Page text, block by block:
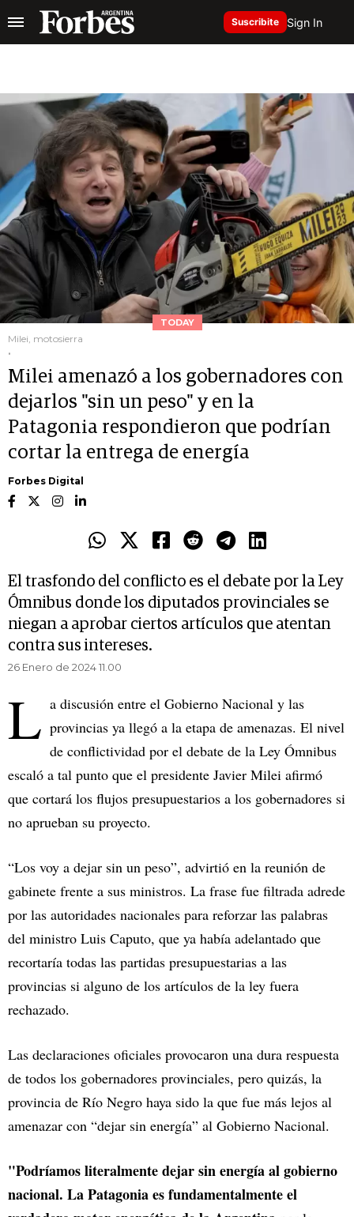
Suscribite Sign In
TODAY
Milei, motosierra
.
Milei amenazó a los gobernadores con
dejarlos "sin un peso" y en la
Patagonia respondieron que podrían
cortar la entrega de energía
Forbes Digital
El trasfondo del conflicto es el debate por la Ley
Ómnibus donde los diputados provinciales se
niegan a aprobar ciertos artículos que atentan
contra sus intereses.
26 Enero de 2024 11.00
L a discusión entre el Gobierno Nacional y las
provincias ya llegó a la etapa de amenazas. El nivel
de conflictividad por el debate de la Ley Ómnibus
escaló a tal punto que el presidente Javier Milei afirmó
que cortará los flujos presupuestarios a los gobernadores si
no aprueban su proyecto.
“Los voy a dejar sin un peso”, advirtió en la reunión de
gabinete frente a sus ministros. La frase fue filtrada adrede
por las autoridades nacionales para reforzar las palabras
del ministro Luis Caputo, que ya había adelantado que
recortaría todas las partidas presupuestarias a las
provincias si alguno de los artículos de la ley fuera
rechazado.
Las declaraciones oficiales provocaron una dura respuesta
de todos los gobernadores provinciales, pero quizás, la
provincia de Río Negro haya sido la que fue más lejos al
amenazar con “dejar sin energía” al Gobierno Nacional.
"Podríamos literalmente dejar sin energía al gobierno
nacional. La Patagonia es fundamentalmente el